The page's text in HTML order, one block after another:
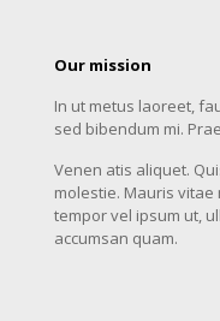
Our mission
In ut metus laoreet,
sed bibendum mi.
Venen atis aliquet.
molestie. Mauris vitae
tempor vel ipsum ut,
accumsan quam.